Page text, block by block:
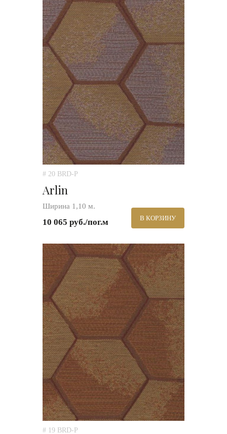
# 20 BRD-P
Arlin
Ширина 1,10 м.
10 065 руб./пог.м В КОРЗИНУ
# 19 BRD-P